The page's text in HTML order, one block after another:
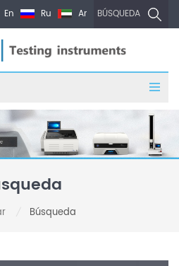
BÚSQUEDA
En Ru Ar
Búsqueda